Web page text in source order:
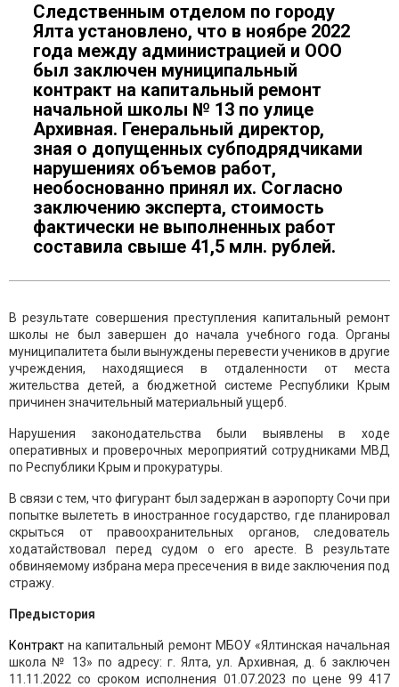
Следственным отделом по городу
Ялта установлено, что в ноябре 2022
года между администрацией и ООО
был заключен муниципальный
контракт на капитальный ремонт
начальной школы № 13 по улице
Архивная. Генеральный директор,
зная о допущенных субподрядчиками
нарушениях объемов работ,
необоснованно принял их. Согласно
заключению эксперта, стоимость
фактически не выполненных работ
составила свыше 41,5 млн. рублей.
В результате совершения преступления капитальный ремонт
школы не был завершен до начала учебного года. Органы
муниципалитета были вынуждены перевести учеников в другие
учреждения, находящиеся в отдаленности от места
жительства детей, а бюджетной системе Республики Крым
причинен значительный материальный ущерб.
Нарушения законодательства были выявлены в ходе
оперативных и проверочных мероприятий сотрудниками МВД
по Республики Крым и прокуратуры.
В связи с тем, что фигурант был задержан в аэропорту Сочи при
попытке вылететь в иностранное государство, где планировал
скрыться от правоохранительных органов, следователь
ходатайствовал перед судом о его аресте. В результате
обвиняемому избрана мера пресечения в виде заключения под
стражу.
Предыстория
Контракт на капитальный ремонт МБОУ «Ялтинская начальная
школа № 13» по адресу: г. Ялта, ул. Архивная, д. 6 заключен
11.11.2022 со сроком исполнения 01.07.2023 по цене 99 417